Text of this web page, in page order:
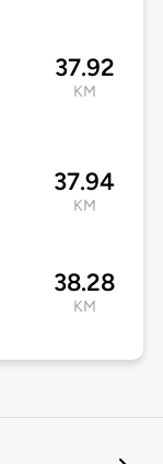
37.92
KM
37.94
KM
38.28
KM